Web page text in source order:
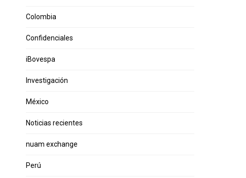
Colombia
Confidenciales
iBovespa
Investigación
México
Noticias recientes
nuam exchange
Perú